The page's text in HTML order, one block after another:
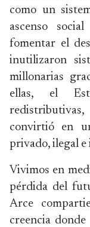
como un
ascenso
fomentar el
inutilizaron
millonarias
ellas, el
convirtió en
privado, ilegal e
Vivimos en
pérdida del
Arce
creencia